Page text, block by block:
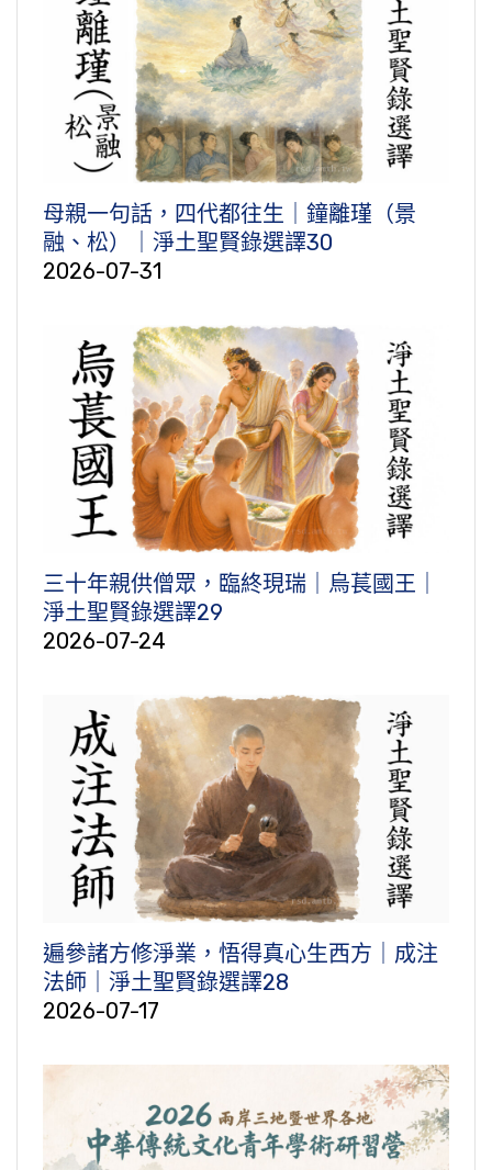
母親一句話，四代都往生｜鐘離瑾（景
融、松）｜淨土聖賢錄選譯30
2026-07-31
三十年親供僧眾，臨終現瑞｜烏萇國王｜
淨土聖賢錄選譯29
2026-07-24
遍參諸方修淨業，悟得真心生西方｜成注
法師｜淨土聖賢錄選譯28
2026-07-17